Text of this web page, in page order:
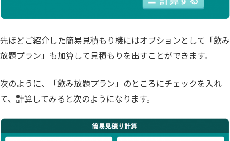
先ほどご紹介した簡易見積もり機にはオプションとして「飲み
放題プラン」も加算して見積もりを出すことができます。
次のように、「飲み放題プラン」のところにチェックを入れ
て、計算してみると次のようになります。